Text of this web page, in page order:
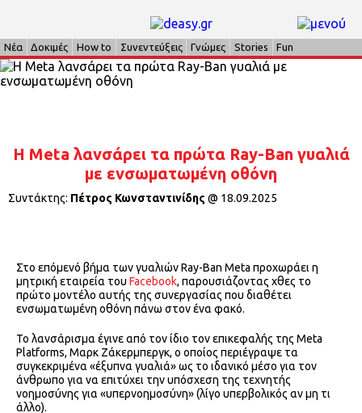
Νέα Δοκιμές How to Συνεντεύξεις Γνώμες Stories Fun
H Meta λανσάρει τα πρώτα Ray-Ban γυαλιά
με ενσωματωμένη οθόνη
Συντάκτης: Πέτρος Κωνσταντινίδης @ 18.09.2025
Στο επόμενό βήμα των γυαλιών Ray-Ban Meta προχωράει η
μητρική εταιρεία του Facebook, παρουσιάζοντας χθες το
πρώτο μοντέλο αυτής της συνεργασίας που διαθέτει
ενσωματωμένη οθόνη πάνω στον ένα φακό.
Το λανσάρισμα έγινε από τον ίδιο τον επικεφαλής της Meta
Platforms, Μαρκ Ζάκερμπεργκ, o οποίος περιέγραψε τα
συγκεκριμένα «έξυπνα γυαλιά» ως το ιδανικό μέσο για τον
άνθρωπο για να επιτύχει την υπόσχεση της τεχνητής
νοημοσύνης για «υπερνοημοσύνη» (λίγο υπερβολικός αν μη τι
άλλο).